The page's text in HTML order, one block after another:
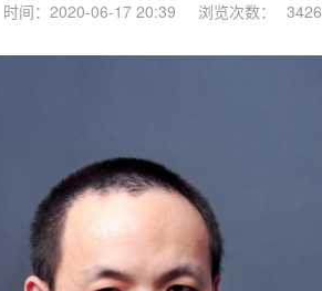
时间：2020-06-17 20:39 浏览次数： 3426